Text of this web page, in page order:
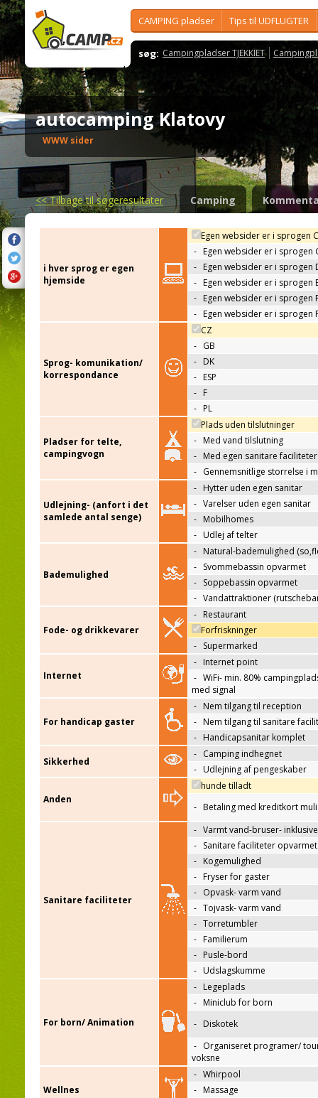
CAMPING pladser Tips til UDFLUGTER
søg: Campingpladser TJEKKIET
autocamping Klatovy
WWW sider
<<Tilbage til søgeresultater Camping
i hver sprog er egen
hjemside
Egen websider er i sprogen
- Egen websider er i sprogen
- Egen websider er i sprogen
- Egen websider er i sprogen
- Egen websider er i sprogen
- Egen websider er i sprogen
Sprog- komunikation/
korrespondance
CZ
- GB
- DK
- ESP
- F
- PL
Pladser for telte,
campingvogn
Plads uden tilslutninger
- Med vand tilslutning
- Med egen sanitare faciliteter
- Gennemsnitlige storrelse i
Udlejning- (anfort i det
samlede antal senge)
- Hytter uden egen sanitar
- Varelser uden egen sanitar
- Mobilhomes
- Udlej af telter
Bademulighed
- Natural-bademulighed
- Svommebassin opvarmet
- Soppebassin opvarmet
- Vandattraktioner
Fode- og drikkevarer
- Restaurant
Forfriskninger
- Supermarked
Internet
- Internet point
- WiFi- min. 80%
med signal
For handicap gaster
- Nem tilgang til reception
- Nem tilgang til sanitare
- Handicapsanitar komplet
Sikkerhed
- Camping indhegnet
- Udlejning af pengeskaber
Anden
hunde tilladt
- Betaling med kreditkort
Sanitare faciliteter
- Varmt vand-bruser- inklusive
- Sanitare faciliteter opvarmet
- Kogemulighed
- Fryser for gaster
- Opvask- varm vand
- Tojvask- varm vand
- Torretumbler
- Familierum
- Pusle-bord
- Udslagskumme
For born/ Animation
- Legeplads
- Miniclub for born
- Diskotek
- Organiseret programer/
voksne
Wellnes
- Whirpool
- Massage